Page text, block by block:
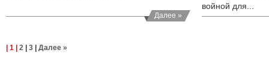
Далее »
войной для...
| 1 | 2 3 Далее »